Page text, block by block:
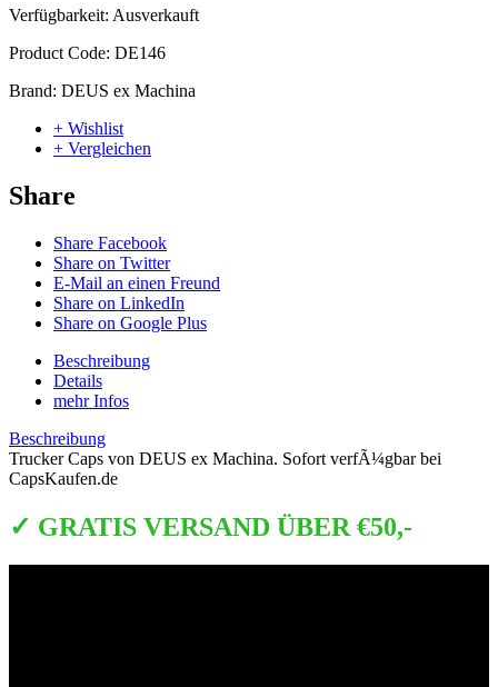
Verfügbarkeit: Ausverkauft
Product Code: DE146
Brand: DEUS ex Machina
+ Wishlist
+ Vergleichen
Share
Share Facebook
Share on Twitter
E-Mail an einen Freund
Share on LinkedIn
Share on Google Plus
Beschreibung
Details
mehr Infos
Beschreibung
Trucker Caps von DEUS ex Machina. Sofort verfÃ¼gbar bei
CapsKaufen.de
✓ GRATIS VERSAND ÜBER €50,-